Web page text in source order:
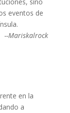
eventos de
--Mariskalrock
en la
a